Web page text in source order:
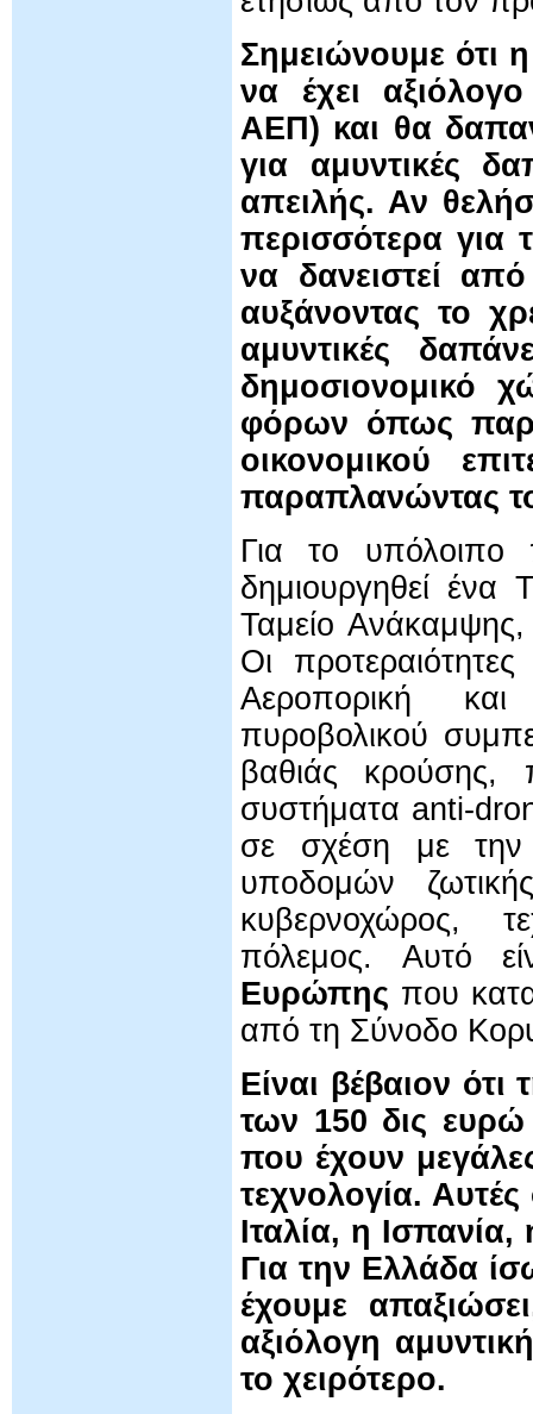
Σημειώνουμε ότι
να έχει
ΑΕΠ) και θα
για αμυντικές
απειλής. Αν
περισσότερα για
να δανειστεί
αυξάνοντας το
αμυντικές
δημοσιονομικό
φόρων όπως
οικονομικού
παραπλανώντας
Για το
δημιουργηθεί ένα
Ταμείο
Οι
Αεροπορική
πυροβολικού
βαθιάς κρούσης,
συστήματα anti-
σε σχέση με την
υποδομών
κυβερνοχώρος,
πόλεμος. Αυτό
Ευρώπης που
από τη Σύνοδο
Είναι βέβαιον
των 150 δις
που έχουν
τεχνολογία.
Ιταλία, η
Για την Ελλάδα
έχουμε
αξιόλογη
το χειρότερο.